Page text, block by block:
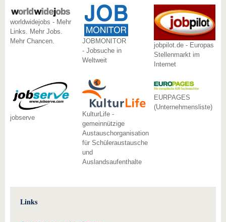
worldwidejobs - Mehr
Links. Mehr Jobs.
Mehr Chancen.
JOBMONITOR
- Jobsuche in
Weltweit
jobpilot.de - Europas
Stellenmarkt im
Internet
jobserve
KulturLife -
gemeinnützige
Austauschorganisation
für Schüleraustausche
und
Auslandsaufenthalte
EURPAGES
(Unternehmensliste)
Links